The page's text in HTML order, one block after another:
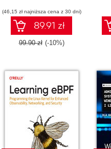
(46,15 zł najniższa cena z 30 dni)
89.91 zł
99.90 zł (-10%)